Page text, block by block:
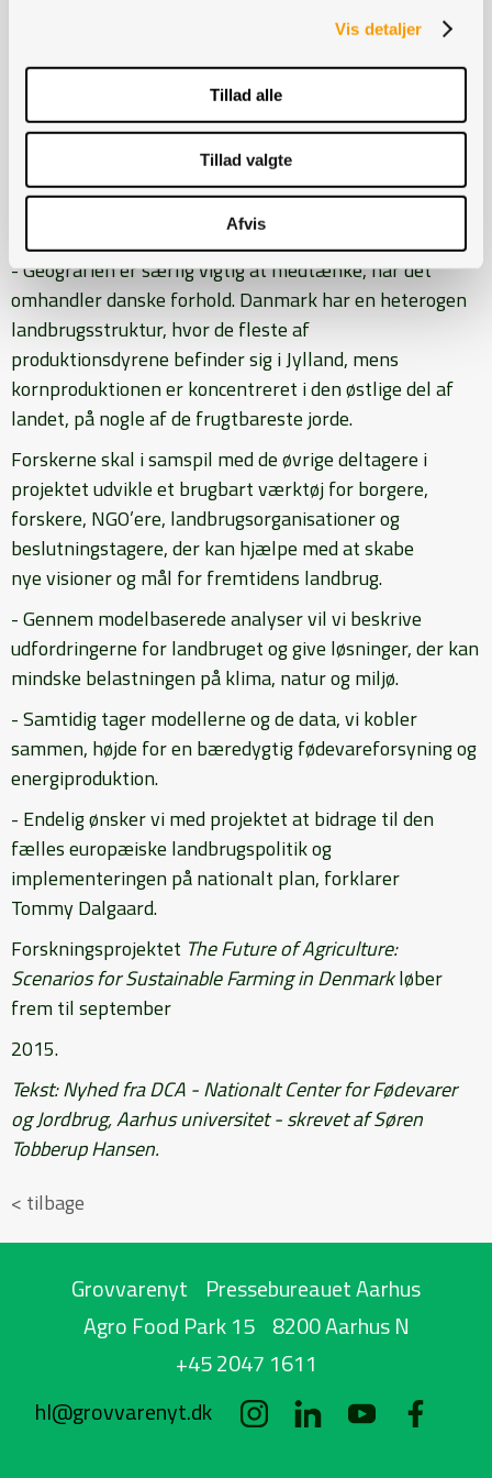
Vis detaljer
Tillad alle
Tillad valgte
Afvis
- De geografiske strukturer i landbruget er vigtige at
inddrage, når man opstiller scenarier for udviklingen af
landbruget.
- Geografien har også økonomiske og
miljømæssige effekter, forklarer seniorforsker Tommy
Dalgaard fra Aarhus Universitet og fortsætter:
- Geografien er særlig vigtig at medtænke, når det
omhandler danske forhold. Danmark har en heterogen
landbrugsstruktur, hvor de fleste af
produktionsdyrene befinder sig i Jylland, mens
kornproduktionen er koncentreret i den østlige del af
landet, på nogle af de frugtbareste jorde.
Forskerne skal i samspil med de øvrige deltagere i
projektet udvikle et brugbart værktøj for borgere,
forskere, NGO’ere, landbrugsorganisationer og
beslutningstagere, der kan hjælpe med at skabe
nye visioner og mål for fremtidens landbrug.
- Gennem modelbaserede analyser vil vi beskrive
udfordringerne for landbruget og give løsninger, der kan
mindske belastningen på klima, natur og miljø.
- Samtidig tager modellerne og de data, vi kobler
sammen, højde for en bæredygtig fødevareforsyning og
energiproduktion.
- Endelig ønsker vi med projektet at bidrage til den
fælles europæiske landbrugspolitik og
implementeringen på nationalt plan, forklarer
Tommy Dalgaard.
Forskningsprojektet TheFuture of Agriculture:
Scenariosfor Sustainable Farmingin Denmarkløber
frem til september
2015.
Tekst: Nyhed fra DCA - NationaltCenter for Fødevarer
og Jordbrug,Aarhus universitet - skrevet afSøren
Tobberup Hansen.
< tilbage
Grovvarenyt
Pressebureauet Aarhus
Agro Food Park 15 8200 Aarhus N
+45 2047 1611
hl@grovvarenyt.dk